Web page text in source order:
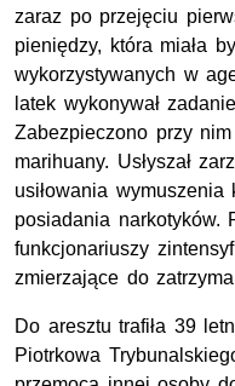
zaraz po przejęciu
pieniędzy, która miała
wykorzystywanych w
latek wykonywał
Zabezpieczono przy
marihuany. Usłyszał
usiłowania
posiadania narkotyków.
funkcjonariuszy
zmierzające do
Do aresztu trafiła 39
Piotrkowa